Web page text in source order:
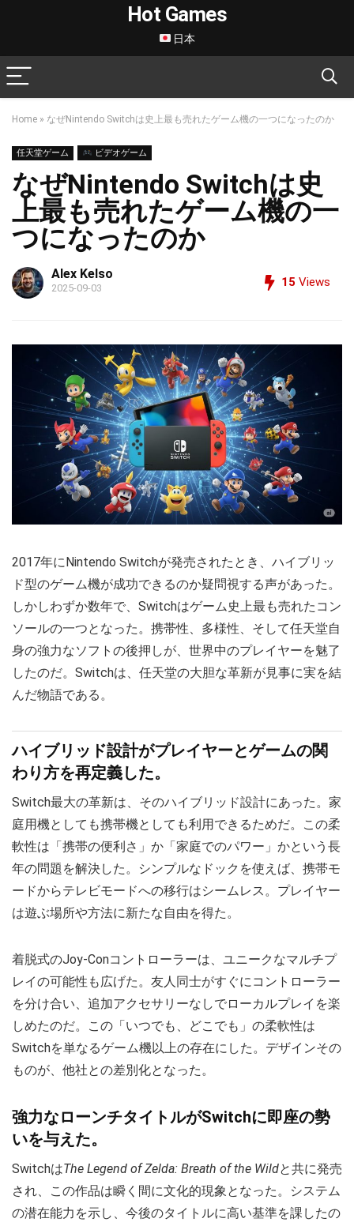
Hot Games
日本
Home » なぜNintendo Switchは史上最も売れたゲーム機の一つになったのか
任天堂ゲーム ビデオゲーム
なぜNintendo Switchは史
上最も売れたゲーム機の一
つになったのか
Alex Kelso
2025-09-03 15 Views
2017年にNintendo Switchが発売されたとき、ハイブリッ
ド型のゲーム機が成功できるのか疑問視する声があった。
しかしわずか数年で、Switchはゲーム史上最も売れたコン
ソールの一つとなった。携帯性、多様性、そして任天堂自
身の強力なソフトの後押しが、世界中のプレイヤーを魅了
したのだ。Switchは、任天堂の大胆な革新が見事に実を結
んだ物語である。
ハイブリッド設計がプレイヤーとゲームの関
わり方を再定義した。
Switch最大の革新は、そのハイブリッド設計にあった。家
庭用機としても携帯機としても利用できるためだ。この柔
軟性は「携帯の便利さ」か「家庭でのパワー」かという長
年の問題を解決した。シンプルなドックを使えば、携帯モ
ードからテレビモードへの移行はシームレス。プレイヤー
は遊ぶ場所や方法に新たな自由を得た。
着脱式のJoy-Conコントローラーは、ユニークなマルチプ
レイの可能性も広げた。友人同士がすぐにコントローラー
を分け合い、追加アクセサリーなしでローカルプレイを楽
しめたのだ。この「いつでも、どこでも」の柔軟性は
Switchを単なるゲーム機以上の存在にした。デザインその
ものが、他社との差別化となった。
強力なローンチタイトルがSwitchに即座の勢
いを与えた。
SwitchはThe Legend of Zelda: Breath of the Wildと共に発売
され、この作品は瞬く間に文化的現象となった。システム
の潜在能力を示し、今後のタイトルに高い基準を課したの